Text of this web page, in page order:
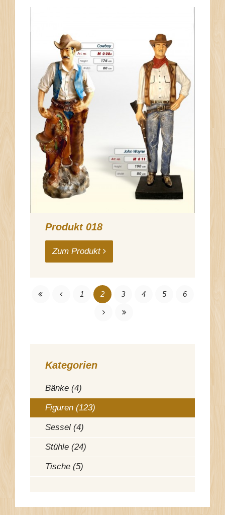
Produkt 018
Zum Produkt
1 2 3 4 5 6
Kategorien
Bänke (4)
Figuren (123)
Sessel (4)
Stühle (24)
Tische (5)